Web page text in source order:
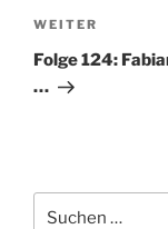
Nächster
Beitrag
WEITER
Folge 124:
…